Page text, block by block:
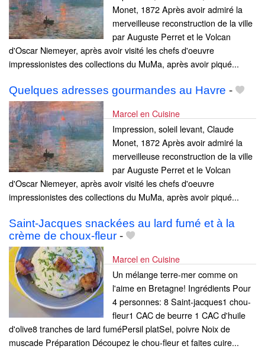
Monet, 1872 Après avoir admiré la
merveilleuse reconstruction de la ville
par Auguste Perret et le Volcan
d'Oscar Niemeyer, après avoir visité les chefs d'oeuvre
impressionistes des collections du MuMa, après avoir piqué...
Quelques adresses gourmandes au Havre -
Marcel en Cuisine
Impression, soleil levant, Claude
Monet, 1872 Après avoir admiré la
merveilleuse reconstruction de la ville
par Auguste Perret et le Volcan
d'Oscar Niemeyer, après avoir visité les chefs d'oeuvre
impressionistes des collections du MuMa, après avoir piqué...
Saint-Jacques snackées au lard fumé et à la
crème de choux-fleur -
Marcel en Cuisine
Un mélange terre-mer comme on
l'aime en Bretagne! Ingrédients Pour
4 personnes: 8 Saint-jacques1 chou-
fleur1 CAC de beurre 1 CAC d'huile
d'olive8 tranches de lard fuméPersil platSel, poivre Noix de
muscade Préparation Découpez le chou-fleur et faites cuire...